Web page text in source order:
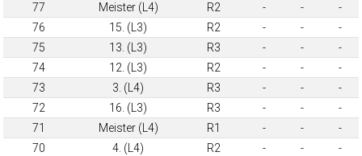
77 Meister (L4) R2 - -
-
76
15. (L3) R2 - -
-
75
13. (L3) R3 - -
-
74
12. (L3) R2 - -
-
73
3. (L4) R3 - -
-
72
16. (L3) R3 - -
-
71
Meister (L4) R1 - -
-
70
4. (L4) R2 - -
-